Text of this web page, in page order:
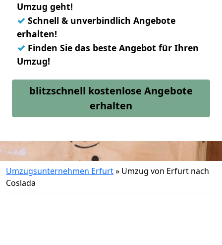
Umzug geht!
✓ Schnell & unverbindlich Angebote
erhalten!
✓ Finden Sie das beste Angebot für Ihren
Umzug!
blitzschnell kostenlose Angebote
erhalten
Umzugsunternehmen Erfurt» Umzug von Erfurt nach
Coslada